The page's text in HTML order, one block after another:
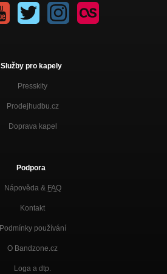
Služby pro kapely
Presskity
Prodejhudbu.cz
Doprava kapel
Podpora
Nápověda & FAQ
Kontakt
Podmínky používání
O Bandzone.cz
Loga a dtp.